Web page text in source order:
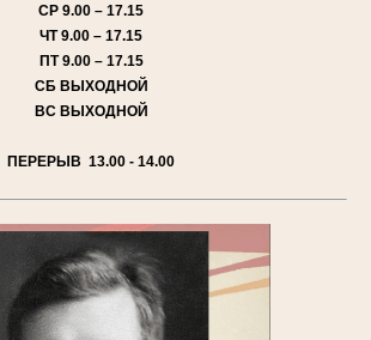
СР 9.00 – 17.15
ЧТ9.00 – 17.15
ПТ9.00 – 17.15
СБ ВЫХОДНОЙ
ВС ВЫХОДНОЙ
ПЕРЕРЫВ 13.00 - 14.00